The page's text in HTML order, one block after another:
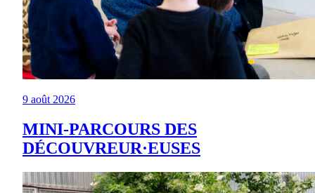
9 août 2026
MINI-PARCOURS DES
DÉCOUVREUR·EUSES